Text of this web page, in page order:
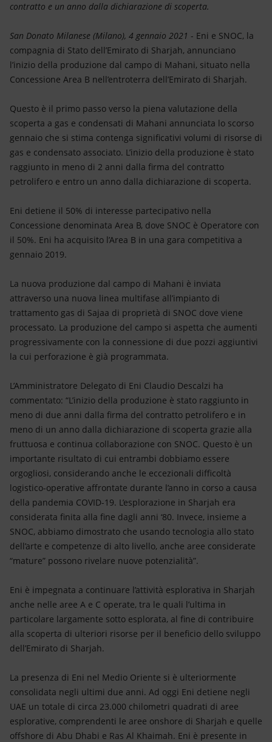
contratto e un anno dalla dichiarazione di scoperta.
San Donato Milanese (Milano), 4 gennaio 2021 - Eni e SNOC, la
compagnia di Stato dell’Emirato di Sharjah, annunciano
l’inizio della produzione dal campo di Mahani, situato nella
Concessione Area B nell’entroterra dell’Emirato di Sharjah.
Questo è il primo passo verso la piena valutazione della
scoperta a gas e condensati di Mahani annunciata lo scorso
gennaio che si stima contenga significativi volumi di risorse di
gas e condensato associato. L’inizio della produzione è stato
raggiunto in meno di 2 anni dalla firma del contratto
petrolifero e entro un anno dalla dichiarazione di scoperta.
Eni detiene il 50% di interesse partecipativo nella
Concessione denominata Area B, dove SNOC è Operatore con
il 50%. Eni ha acquisito l’Area B in una gara competitiva a
gennaio 2019.
La nuova produzione dal campo di Mahani è inviata
attraverso una nuova linea multifase all’impianto di
trattamento gas di Sajaa di proprietà di SNOC dove viene
processato. La produzione del campo si aspetta che aumenti
progressivamente con la connessione di due pozzi aggiuntivi
la cui perforazione è già programmata.
L’Amministratore Delegato di Eni Claudio Descalzi ha
commentato: “L’inizio della produzione è stato raggiunto in
meno di due anni dalla firma del contratto petrolifero e in
meno di un anno dalla dichiarazione di scoperta grazie alla
fruttuosa e continua collaborazione con SNOC. Questo è un
importante risultato di cui entrambi dobbiamo essere
orgogliosi, considerando anche le eccezionali difficoltà
logistico-operative affrontate durante l’anno in corso a causa
della pandemia COVID-19. L’esplorazione in Sharjah era
considerata finita alla fine dagli anni ‘80. Invece, insieme a
SNOC, abbiamo dimostrato che usando tecnologia allo stato
dell’arte e competenze di alto livello, anche aree considerate
“mature” possono rivelare nuove potenzialità”.
Eni è impegnata a continuare l’attività esplorativa in Sharjah
anche nelle aree A e C operate, tra le quali l’ultima in
particolare largamente sotto esplorata, al fine di contribuire
alla scoperta di ulteriori risorse per il beneficio dello sviluppo
dell’Emirato di Sharjah.
La presenza di Eni nel Medio Oriente si è ulteriormente
consolidata negli ultimi due anni. Ad oggi Eni detiene negli
UAE un totale di circa 23.000 chilometri quadrati di aree
esplorative, comprendenti le aree onshore di Sharjah e quelle
offshore di Abu Dhabi e Ras Al Khaimah. Eni è presente in